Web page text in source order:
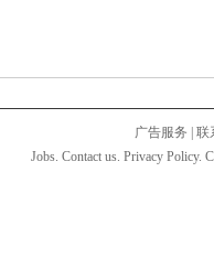
广告服务
联
Jobs. Contact us. Privacy Policy.